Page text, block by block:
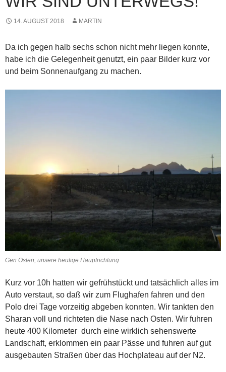
14. AUGUST 2018 MARTIN
Da ich gegen halb sechs schon nicht mehr liegen konnte,
habe ich die Gelegenheit genutzt, ein paar Bilder kurz vor
und beim Sonnenaufgang zu machen.
Gen Osten, unsere heutige Hauptrichtung
Kurz vor 10h hatten wir gefrühstückt und tatsächlich alles im
Auto verstaut, so daß wir zum Flughafen fahren und den
Polo drei Tage vorzeitig abgeben konnten. Wir tankten den
Sharan voll und richteten die Nase nach Osten. Wir fuhren
heute 400 Kilometer durch eine wirklich sehenswerte
Landschaft, erklommen ein paar Pässe und fuhren auf gut
ausgebauten Straßen über das Hochplateau auf der N2.